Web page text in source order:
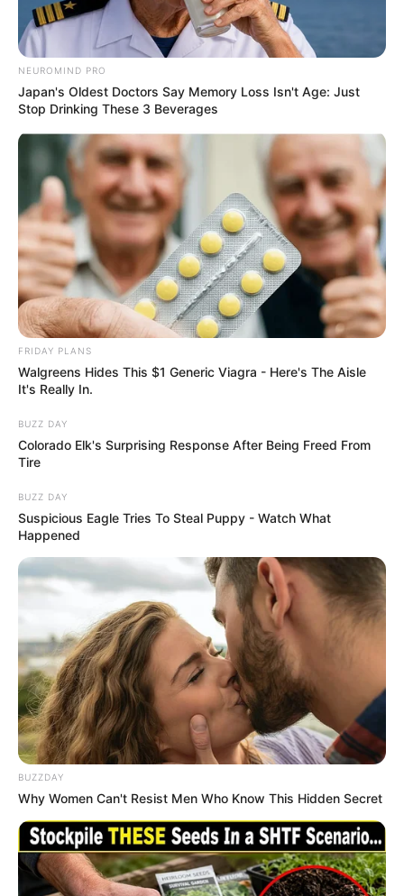
NEUROMIND PRO
Japan's Oldest Doctors Say Memory Loss Isn't Age: Just
Stop Drinking These 3 Beverages
FRIDAY PLANS
Walgreens Hides This $1 Generic Viagra - Here's The Aisle
It's Really In.
BUZZ DAY
Colorado Elk's Surprising Response After Being Freed From
Tire
BUZZ DAY
Suspicious Eagle Tries To Steal Puppy - Watch What
Happened
BUZZDAY
Why Women Can't Resist Men Who Know This Hidden Secret